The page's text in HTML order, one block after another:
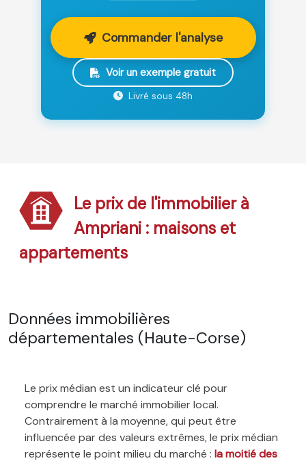
Commander l'analyse
Voir un exemple gratuit
Livré sous 48h
Le prix de l'immobilier à
Ampriani : maisons et
appartements
Données immobilières
départementales (Haute-Corse)
Le prix médian est un indicateur clé pour
comprendre le marché immobilier local.
Contrairement à la moyenne, qui peut être
influencée par des valeurs extrêmes, le prix médian
représente le point milieu du marché : la moitié des